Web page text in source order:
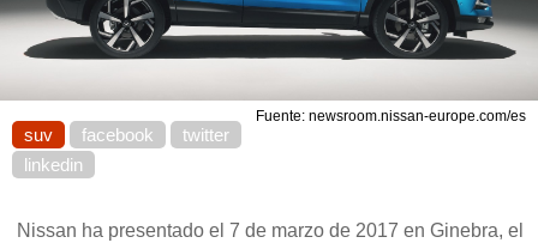
Fuente: newsroom.nissan-europe.com/es
suv facebook
twitter
linkedin
Nissan ha presentado el 7 de marzo de 2017 en Ginebra, el